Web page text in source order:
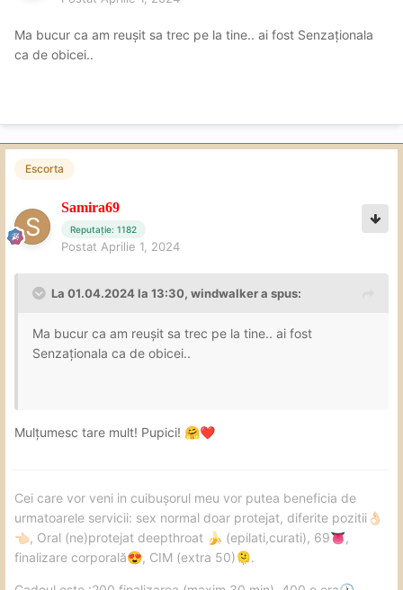
Ma bucur ca am reușit sa trec pe la tine.. ai fost Senzaționala
ca de obicei..
Escorta
Samira69
Reputație: 1182
Postat Aprilie 1, 2024
La 01.04.2024 la 13:30, windwalkera spus:
Ma bucur ca am reușit sa trec pe la tine.. ai fost
Senzaționala ca de obicei..
Mulțumesc tare mult! Pupici! 🤗❤️
Cei care vor veni in cuibușorul meu vor putea beneficia de
urmatoarele servicii: sex normal doar protejat, diferite pozitii👌🏻
👈🏻, Oral (ne)protejat deepthroat 🍌 (epilati,curati), 69👅,
finalizare corporală😍, CIM (extra 50)🫠.